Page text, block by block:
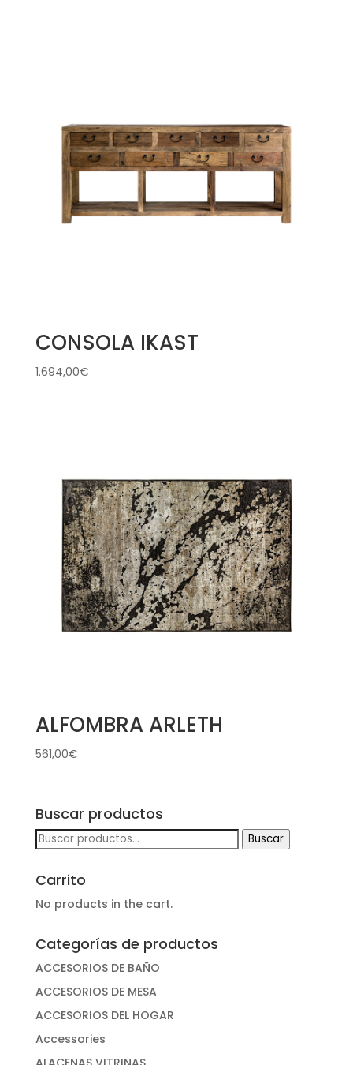
CONSOLA IKAST
1.694,00€
ALFOMBRA ARLETH
561,00€
Buscar productos
Buscar
por:
Buscar
Carrito
No products in the cart.
Categorías de productos
ACCESORIOS DE BAÑO
ACCESORIOS DE MESA
ACCESORIOS DEL HOGAR
Accessories